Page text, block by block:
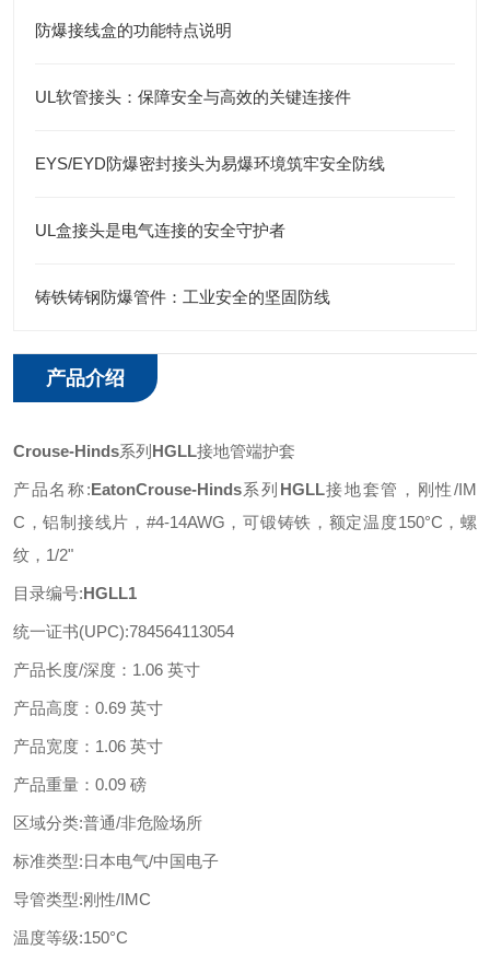
防爆接线盒的功能特点说明
UL软管接头：保障安全与高效的关键连接件
EYS/EYD防爆密封接头为易爆环境筑牢安全防线
UL盒接头是电气连接的安全守护者
铸铁铸钢防爆管件：工业安全的坚固防线
产品介绍
Crouse-Hinds系列 HGLL接地管端护套
产品名称:EatonCrouse-Hinds系列 HGLL接地套管，刚性/IM
C，铝制接线片， #4-14AWG，可锻铸铁，额定温度150°C，螺
纹，1/2"
目录编号:HGLL1
统一证书(UPC):784564113054
产品长度/深度 ： 1.06 英寸
产品高度 ： 0.69 英寸
产品宽度 ： 1.06 英寸
产品重量 ： 0.09 磅
区域分类:普通/非危险场所
标准类型:日本电气/中国电子
导管类型:刚性/IMC
温度等级:150°C